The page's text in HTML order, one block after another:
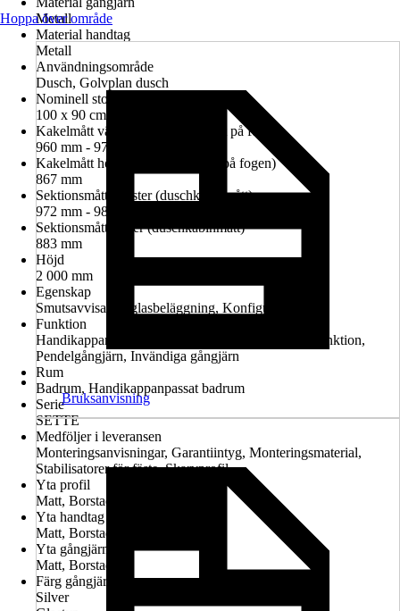
Metall
Material handtag
Metall
Användningsområde
Dusch, Golvplan dusch
Nominell storlek i cm
100 x 90 cm
Kakelmått vänster (glasrutans mitt på fogen)
960 mm - 974 mm
Kakelmått höger (glasrutans mitt på fogen)
867 mm
Sektionsmått vänster (duschkabinmått)
972 mm - 986 mm
Sektionsmått höger (duschkabinmått)
883 mm
Höjd
2 000 mm
Egenskap
Smutsavvisande glasbeläggning, Konfigurerbar
Funktion
Handikappanpassad montering möjlig, Lyft-sänk-funktion,
Pendelgångjärn, Invändiga gångjärn
Rum
Badrum, Handikappanpassat badrum
Serie
SETTE
Medföljer i leveransen
Monteringsanvisningar, Garantiintyg, Monteringsmaterial,
Stabilisatorer för fäste, Skarvprofil
Yta profil
Matt, Borstad
Yta handtag
Matt, Borstad
Yta gångjärn
Matt, Borstad
Färg gångjärn
Silver
Hoppa över område
Bruksanvisning